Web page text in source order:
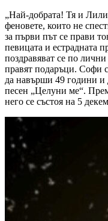
„Най-добрата! Тя и
феновете, които не
за първи път се прави
певицата и естрадната
поздравяват се по
правят подаръци. Софи
да навърши 49 години и
песен „Целуни ме“.
него се състоя на 5